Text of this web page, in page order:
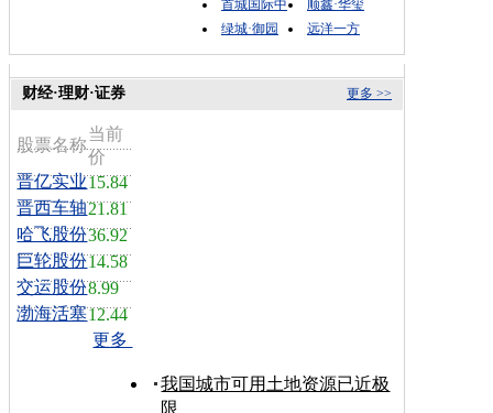
首城国际中
顺鑫·华玺
绿城·御园
远洋一方
更多 >>
财经·理财·证券
股票名称
当前
价
晋亿实业15.84
晋西车轴21.81
哈飞股份36.92
巨轮股份14.58
交运股份8.99
渤海活塞12.44
更多
我国城市可用土地资源已近极
限